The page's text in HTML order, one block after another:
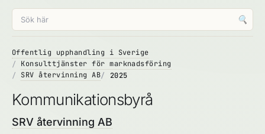
🔍
Offentlig upphandling i Sverige
Konsulttjänster för marknadsföring
SRV återvinning AB
2025
Kommunikationsbyrå
SRV återvinning AB